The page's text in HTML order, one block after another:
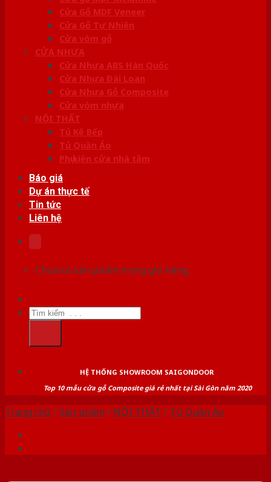
Cửa Gỗ MDF Veneer
Cửa Gỗ Tự Nhiên
Cửa vòm gỗ
CỬA NHỰA
Cửa Nhựa ABS Hàn Quốc
Cửa Nhựa Đài Loan
Cửa Nhựa Gỗ Composite
Cửa vòm nhựa
NỘI THẤT
Tủ Kệ Bếp
Tủ Quần Áo
Phụ kiện cửa nhà tắm
Báo giá
Dự án thực tế
Tin tức
Liên hệ
Chưa có sản phẩm trong giỏ hàng.
Tìm
kiếm:
HỆ THỐNG SHOWROOM SAIGONDOOR
Top 10 mẫu cửa gỗ Composite giá rẻ nhất tại Sài Gòn năm 2020
Trang chủ /Sản phẩm / NỘI THẤT / Tủ Quần Áo